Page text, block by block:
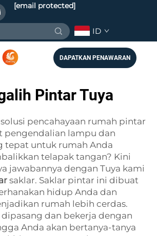
[email protected]
ID
DAPATKAN PENAWARAN
Pintar Tuya
pencahayaan rumah pintar
pengendalian lampu dan
tepat untuk rumah Anda
telapak tangan? Kini
jawabannya dengan Tuya kami
saklar. Saklar pintar ini dibuat
hidup Anda dan
rumah lebih cerdas.
dan bekerja dengan
Anda akan bertanya-tanya